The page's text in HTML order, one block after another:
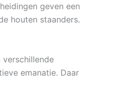
geven een
houten staanders.
verschillende
emanatie. Daar